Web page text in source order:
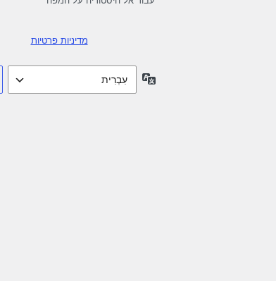
מדיניות פרטיות
שפה